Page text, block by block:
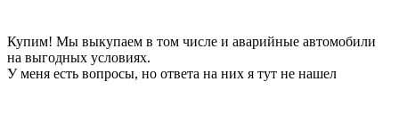
Купим! Мы выкупаем в том числе и аварийные автомобили
на выгодных условиях.
У меня есть вопросы, но ответа на них я тут не нашел